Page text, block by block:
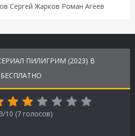
Сергей Жарков Роман Агеев
ПИЛИГРИМ (2023) В
10 (7голосов)